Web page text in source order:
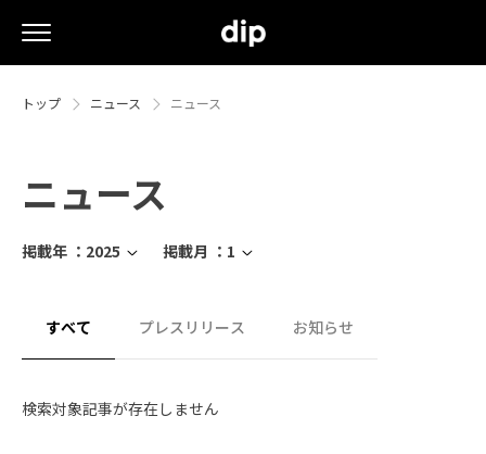
トップ ニュース ニュース
ニュース
掲載年 ： 2025 掲載月 ： 1
すべて プレスリリース お知らせ
検索対象記事が存在しません